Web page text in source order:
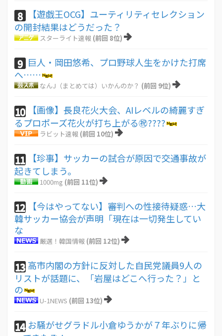
8
【遊戯王OCG】ユーティリティセレクション
の開封結果はどうだった？
スターライト速報 (前回 8位)
9 巨人・岡田悠希、プロ野球人生をかけた打席
へ……
なんJ（まとめては）いかんのか？ (前回 9位)
10
【画像】長良花火大会、AIレベルの綺麗すぎ
るプロポーズ花火が打ち上がる㊗????
ラビット速報 (前回 10位)
11
【珍事】サッカーの試合が原因で交通事故が
起きてしまう。
1000mg (前回 11位)
12
【今はやってない】審判への性接待疑惑…大
韓サッカー協会が声明「現在は一切発生してい
な
厳選！韓国情報 (前回 12位)
13 高市内閣の方針に反対した自民党議員9人の
リストが話題に、「岩屋はどこへ行った？」と
の
U-1NEWS (前回 13位)
14 お騒がせグラドル小倉ゆうかが７年ぶりに帰